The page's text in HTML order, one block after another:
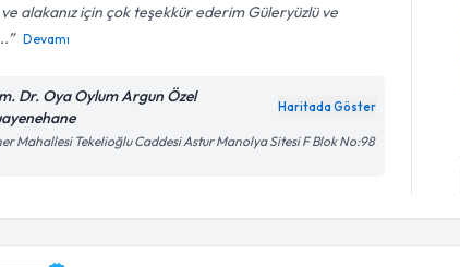
alakanız için çok teşekkür ederim Güleryüzlü ve
Devamı
Dr. Oya Oylum Argun Özel
Haritada Göster
Mahallesi Tekelioğlu Caddesi Astur Manolya Sitesi F Blok No:98